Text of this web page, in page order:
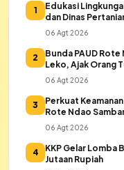
1
Edukasi
dan Dinas
Daeloni
06 Agt 2026
2
Bunda PAUD Rote
Leko, Ajak Orang
06 Agt 2026
3
Perkuat
Rote Ndao
06 Agt 2026
4
KKP Gelar Lomba
Jutaan Rupiah